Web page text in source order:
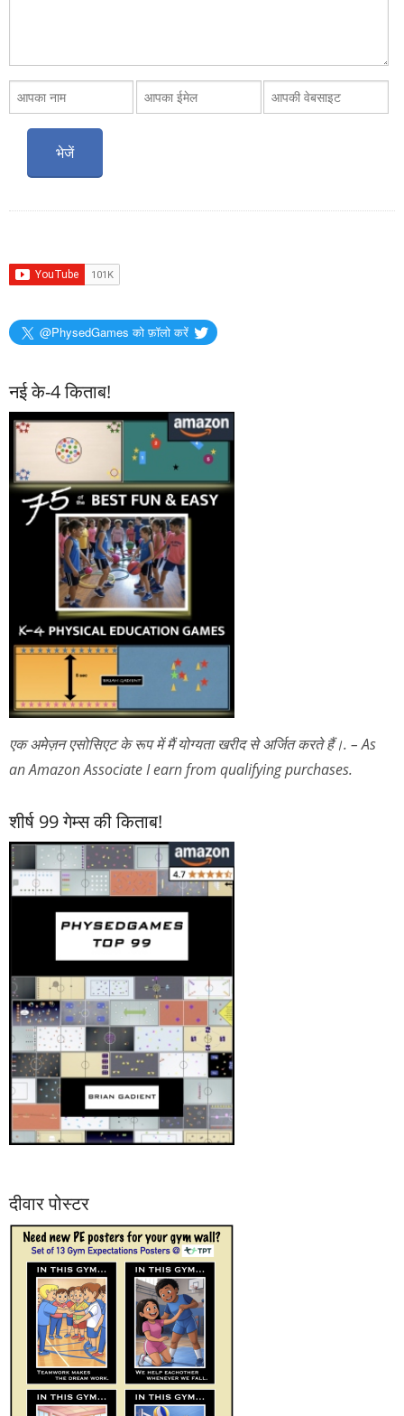
@PhysedGames को फ़ॉलो करें
नई के-4 किताब!
एक अमेज़न एसोसिएट के रूप में मैं योग्यता खरीद से अर्जित करते हैं।. – As
an Amazon Associate I earn from qualifying purchases.
शीर्ष 99 गेम्स की किताब!
दीवार पोस्टर